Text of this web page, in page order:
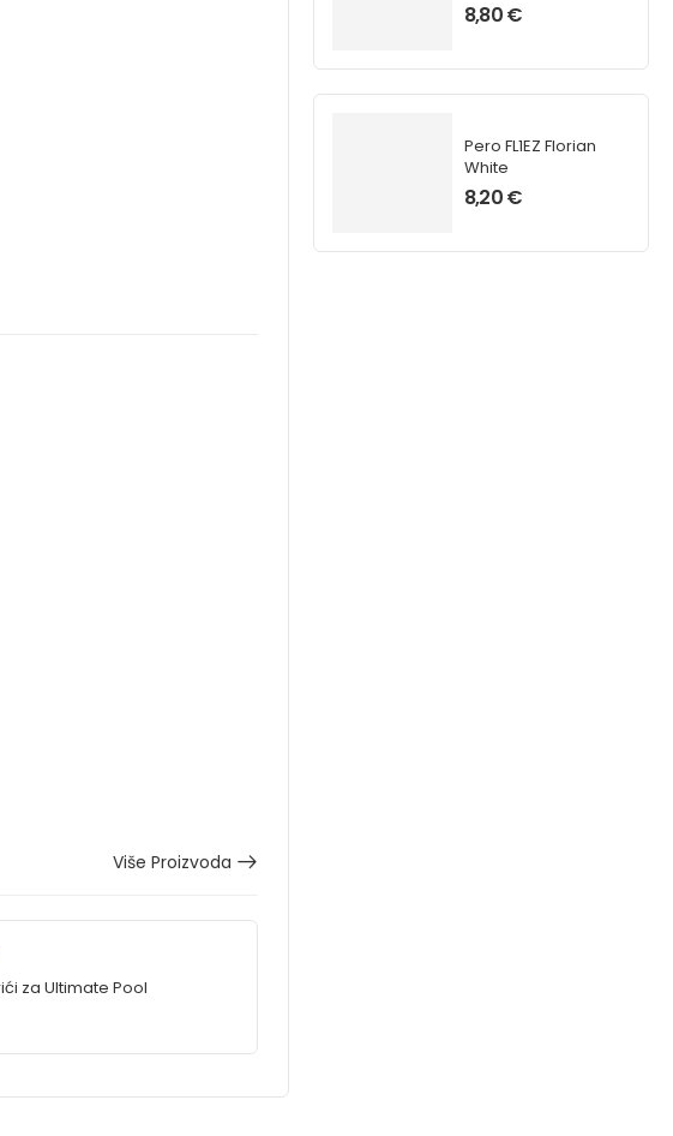
8,80€
Pero FL1EZ Florian
White
8,20€
Više Proizvoda
za Ultimate Pool